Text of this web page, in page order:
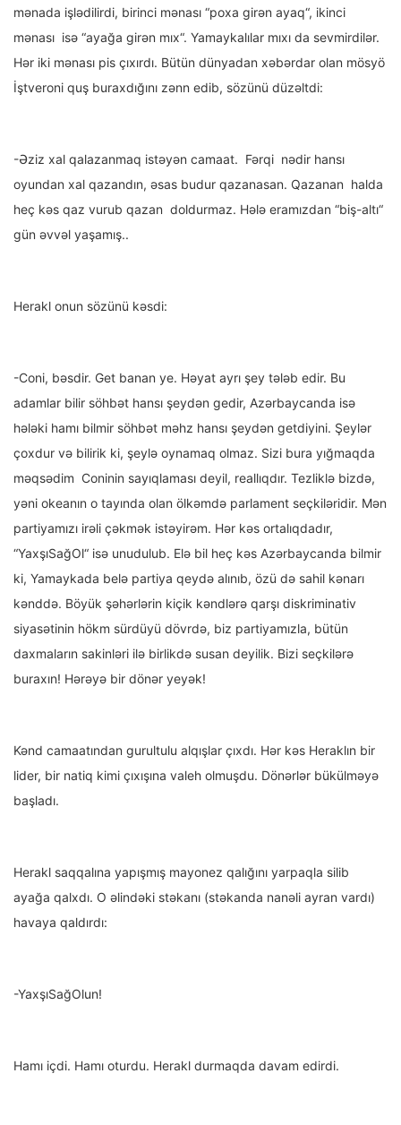
mənada işlədilirdi, birinci mənası “poxa girən ayaq“, ikinci
mənası isə “ayağa girən mıx“. Yamaykalılar mıxı da sevmirdilər.
Hər iki mənası pis çıxırdı. Bütün dünyadan xəbərdar olan mösyö
İştveroni quş buraxdığını zənn edib, sözünü düzəltdi:
-Əziz xal qalazanmaq istəyən camaat. Fərqi nədir hansı
oyundan xal qazandın, əsas budur qazanasan. Qazanan halda
heç kəs qaz vurub qazan doldurmaz. Hələ eramızdan “biş-altı“
gün əvvəl yaşamış..
Herakl onun sözünü kəsdi:
-Coni, bəsdir. Get banan ye. Həyat ayrı şey tələb edir. Bu
adamlar bilir söhbət hansı şeydən gedir, Azərbaycanda isə
hələki hamı bilmir söhbət məhz hansı şeydən getdiyini. Şeylər
çoxdur və bilirik ki, şeylə oynamaq olmaz. Sizi bura yığmaqda
məqsədim Coninin sayıqlaması deyil, reallıqdır. Tezliklə bizdə,
yəni okeanın o tayında olan ölkəmdə parlament seçkiləridir. Mən
partiyamızı irəli çəkmək istəyirəm. Hər kəs ortalıqdadır,
“YaxşıSağOl“ isə unudulub. Elə bil heç kəs Azərbaycanda bilmir
ki, Yamaykada belə partiya qeydə alınıb, özü də sahil kənarı
kənddə. Böyük şəhərlərin kiçik kəndlərə qarşı diskriminativ
siyasətinin hökm sürdüyü dövrdə, biz partiyamızla, bütün
daxmaların sakinləri ilə birlikdə susan deyilik. Bizi seçkilərə
buraxın! Hərəyə bir dönər yeyək!
Kənd camaatından gurultulu alqışlar çıxdı. Hər kəs Heraklın bir
lider, bir natiq kimi çıxışına valeh olmuşdu. Dönərlər bükülməyə
başladı.
Herakl saqqalına yapışmış mayonez qalığını yarpaqla silib
ayağa qalxdı. O əlindəki stəkanı (stəkanda nanəli ayran vardı)
havaya qaldırdı:
-YaxşıSağOlun!
Hamı içdi. Hamı oturdu. Herakl durmaqda davam edirdi.